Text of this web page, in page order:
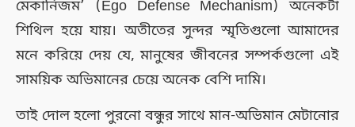
মেকানিজম’ (Ego Defense Mechanism) অনেকটা
শিথিল হয়ে যায়। অতীতের সুন্দর স্মৃতিগুলো আমাদের
মনে করিয়ে দেয় যে, মানুষের জীবনের সম্পর্কগুলো এই
সাময়িক অভিমানের চেয়ে অনেক বেশি দামি।
তাই দোল হলো পুরনো বন্ধুর সাথে মান-অভিমান মেটানোর